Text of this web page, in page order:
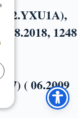
08.2018, 1248
( 06.2009